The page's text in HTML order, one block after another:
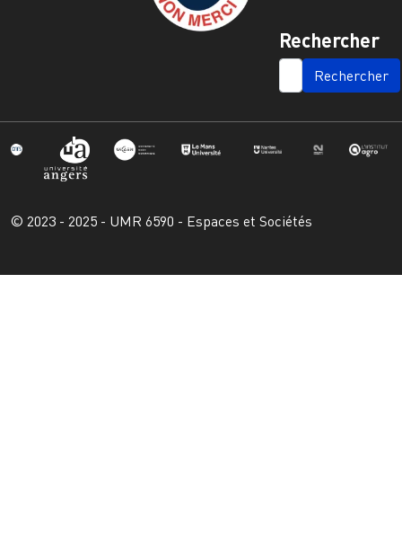
Rechercher
SEARCH
© 2023 - 2025 - UMR 6590 - Espaces et Sociétés